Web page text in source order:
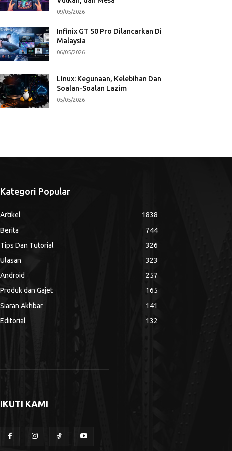
09/05/2026
Infinix GT 50 Pro Dilancarkan Di
Malaysia
06/05/2026
Linux: Kegunaan, Kelebihan Dan
Soalan-Soalan Lazim
05/05/2026
Kategori Popular
Artikel
1838
Berita
744
Tips Dan Tutorial
326
Ulasan
323
Android
257
Produk dan Gajet
165
Siaran Akhbar
141
Editorial
132
IKUTI KAMI